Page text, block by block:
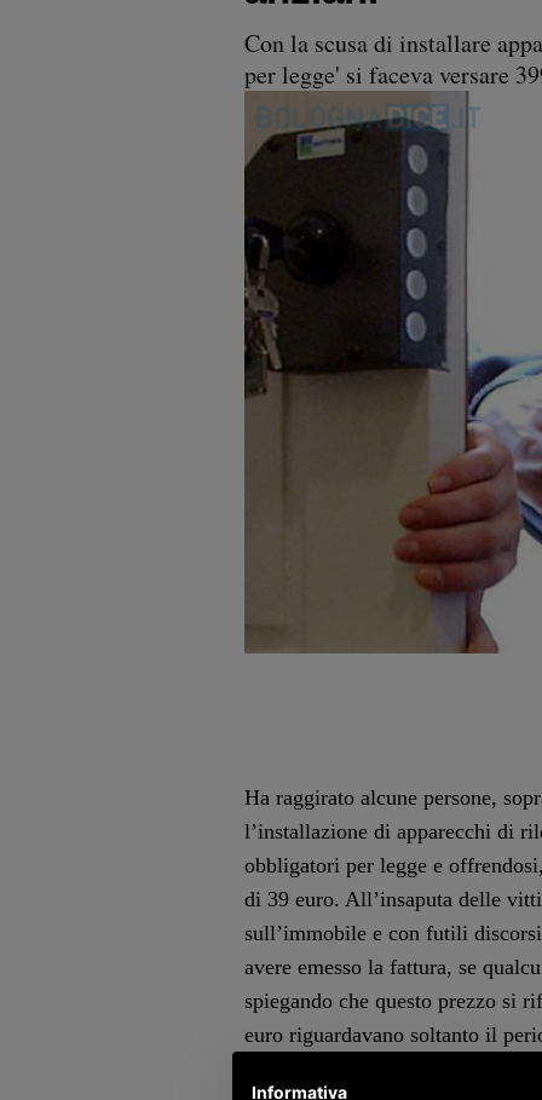
Con la scusa di installare
per legge' si faceva versare
Ha raggirato alcune persone,
l’installazione di apparecchi di
obbligatori per legge e
di 39 euro. All’insaputa delle
sull’immobile e con futili
avere emesso la fattura, se
spiegando che questo prezzo si
euro riguardavano soltanto il
Informativa